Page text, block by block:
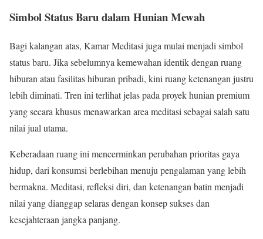
Simbol Status Baru dalam Hunian Mewah
Bagi kalangan atas, Kamar Meditasi juga mulai menjadi simbol
status baru. Jika sebelumnya kemewahan identik dengan ruang
hiburan atau fasilitas hiburan pribadi, kini ruang ketenangan justru
lebih diminati. Tren ini terlihat jelas pada proyek hunian premium
yang secara khusus menawarkan area meditasi sebagai salah satu
nilai jual utama.
Keberadaan ruang ini mencerminkan perubahan prioritas gaya
hidup, dari konsumsi berlebihan menuju pengalaman yang lebih
bermakna. Meditasi, refleksi diri, dan ketenangan batin menjadi
nilai yang dianggap selaras dengan konsep sukses dan
kesejahteraan jangka panjang.